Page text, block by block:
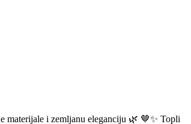
materijale i zemljanu eleganciju 🌿 🤎✨ Topli